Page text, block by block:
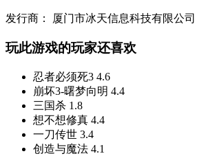
发行商： 厦门市冰天信息科技有限公司
玩此游戏的玩家还喜欢
忍者必须死3 4.6
崩坏3-曙梦向明 4.4
三国杀 1.8
想不想修真 4.4
一刀传世 3.4
创造与魔法 4.1